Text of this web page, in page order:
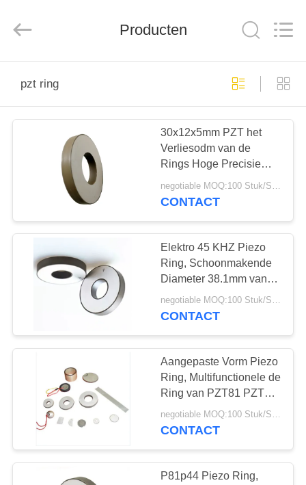
PRODUCTEN
ONGEVEER
FABRIEKSREIS
KWALITEITSCONTROLE
CONTACTEER
ONS
VERZOEK
OM EEN
CITAAT
SITEMAP
Technology
Producten
pzt ring
30x12x5mm PZT het
Verliesodm van de
Rings Hoge Precisie
Lage Diëlektrische
Beschikbare OEM
negotiable MOQ:100 Stuk/Stukken
CONTACT
Elektro 45 KHZ Piezo
Ring, Schoonmakende
Diameter 38.1mm van
het Gebruikspzt Element
negotiable MOQ:100 Stuk/Stukken
CONTACT
Aangepaste Vorm Piezo
Ring, Multifunctionele de
Ring van PZT81 PZT44
Piezoceramic
negotiable MOQ:100 Stuk/Stukken
CONTACT
P81p44 Piezo Ring,